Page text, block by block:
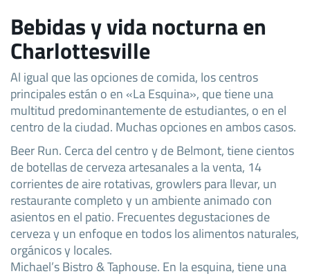
Bebidas y vida nocturna en
Charlottesville
Al igual que las opciones de comida, los centros
principales están o en «La Esquina», que tiene una
multitud predominantemente de estudiantes, o en el
centro de la ciudad. Muchas opciones en ambos casos.
Beer Run. Cerca del centro y de Belmont, tiene cientos
de botellas de cerveza artesanales a la venta, 14
corrientes de aire rotativas, growlers para llevar, un
restaurante completo y un ambiente animado con
asientos en el patio. Frecuentes degustaciones de
cerveza y un enfoque en todos los alimentos naturales,
orgánicos y locales.
Michael’s Bistro & Taphouse. En la esquina, tiene una